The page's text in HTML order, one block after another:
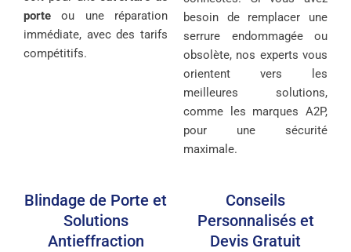
porte ou une réparation
immédiate, avec des tarifs
compétitifs.
besoin de remplacer une
serrure endommagée ou
obsolète, nos experts vous
orientent vers les
meilleures solutions,
comme les marques A2P,
pour une sécurité
maximale.
Blindage de Porte et
Solutions
Antieffraction
Conseils
Personnalisés et
Devis Gratuit